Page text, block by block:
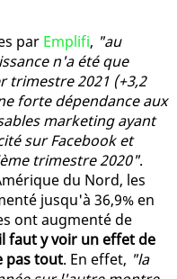
par Emplifi, "au
n'a été que
trimestre 2021 (+3,2
forte dépendance aux
marketing ayant
sur Facebook et
trimestre 2020".
du Nord, les
jusqu'à 36,9% en
ont augmenté de
faut y voir un effet de
pas tout. En effet, "la